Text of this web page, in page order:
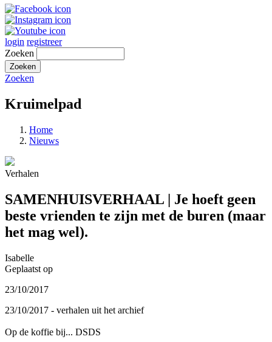
login registreer
Zoeken
Zoeken
Kruimelpad
Home
Nieuws
Verhalen
SAMENHUISVERHAAL | Je hoeft geen
beste vrienden te zijn met de buren (maar
het mag wel).
Isabelle
Geplaatst op
23/10/2017
23/10/2017 - verhalen uit het archief
Op de koffie bij... DSDS